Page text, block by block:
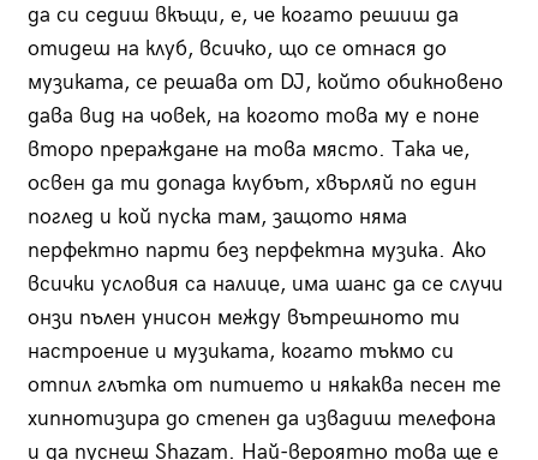
да си седиш вкъщи, е, че когато решиш да
отидеш на клуб, всичко, що се отнася до
музиката, се решава от DJ, който обикновено
дава вид на човек, на когото това му е поне
второ прераждане на това място. Така че,
освен да ти допада клубът, хвърляй по един
поглед и кой пуска там, защото няма
перфектно парти без перфектна музика. Ако
всички условия са налице, има шанс да се случи
онзи пълен унисон между вътрешното ти
настроение и музиката, когато тъкмо си
отпил глътка от питието и някаква песен те
хипнотизира до степен да извадиш телефона
и да пуснеш Shazam. Най-вероятно това ще е